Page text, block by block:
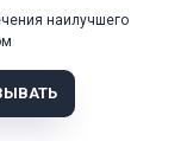
наилучшего